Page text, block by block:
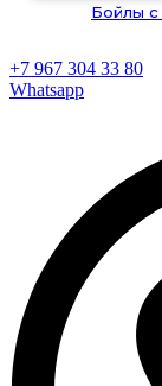
Бойлы с
+7 967 304 33 80
Whatsapp